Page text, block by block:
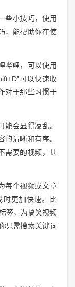
些小技巧，使用
，能帮助你在使
哔哩，可以使用
可以快速收
对于那些习惯于
会显得凌乱。
清晰和有序。
需要的视频，甚
每个视频或文章
时更加快速。比
签，为搞笑视频
只需搜索关键词